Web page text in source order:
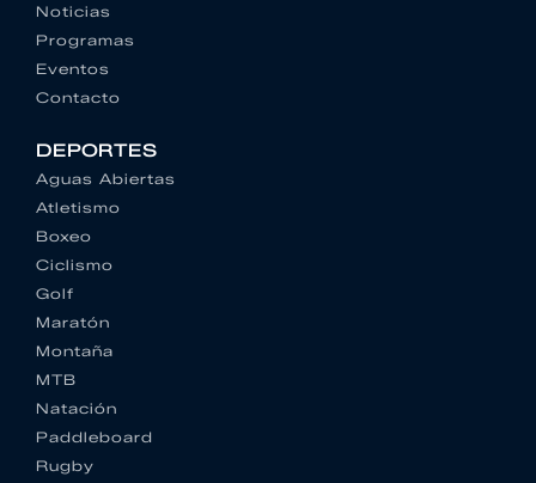
Noticias
Programas
Eventos
Contacto
DEPORTES
Aguas Abiertas
Atletismo
Boxeo
Ciclismo
Golf
Maratón
Montaña
MTB
Natación
Paddleboard
Rugby